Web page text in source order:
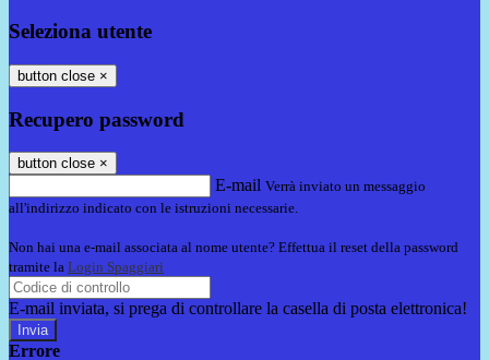
Seleziona utente
button close ×
Recupero password
button close ×
E-mail Verrà inviato un messaggio
all'indirizzo indicato con le istruzioni necessarie.
Non hai una e-mail associata al nome utente? Effettua il reset della password
tramite la Login Spaggiari
E-mail inviata, si prega di controllare la casella di posta elettronica!
Errore